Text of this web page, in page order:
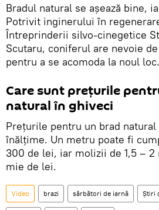
Bradul natural se așează bine,
Potrivit inginerului în
Întreprinderii silvo-cinegetice
Scutaru, coniferul are nevoie
pentru a se acomoda la noul loc.
Care sunt prețurile
natural în ghiveci
Prețurile pentru un brad
înălțime. Un metru poate fi
300 de lei, iar molizii de 1,5 –
mie de lei.
Video brazi sărbători de iarnă Știri